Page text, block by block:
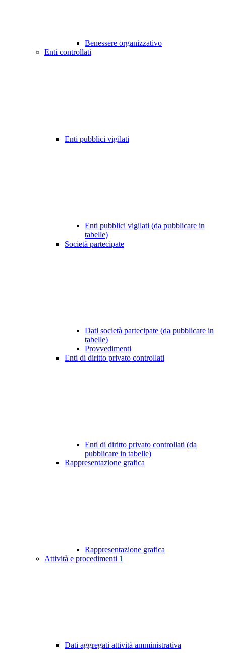
Benessere organizzativo
Enti controllati
Enti pubblici vigilati
Enti pubblici vigilati (da pubblicare in
tabelle)
Società partecipate
Dati società partecipate (da pubblicare in
tabelle)
Provvedimenti
Enti di diritto privato controllati
Enti di diritto privato controllati (da
pubblicare in tabelle)
Rappresentazione grafica
Rappresentazione grafica
Attività e procedimenti 1
Dati aggregati attività amministrativa